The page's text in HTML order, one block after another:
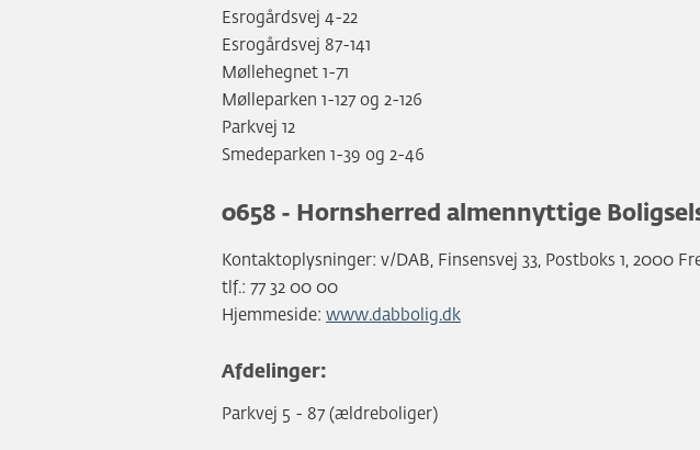
Esrogårdsvej 4-22
Esrogårdsvej 87-141
Møllehegnet 1-71
Mølleparken 1-127 og 2-126
Parkvej 12
Smedeparken 1-39 og 2-46
0658 - Hornsherred almennyttige
Kontaktoplysninger: v/DAB, Finsensvej 33, Postboks 1, 2000
tlf.: 77 32 00 00
Hjemmeside: www.dabbolig.dk
Afdelinger:
Parkvej 5 - 87 (ældreboliger)